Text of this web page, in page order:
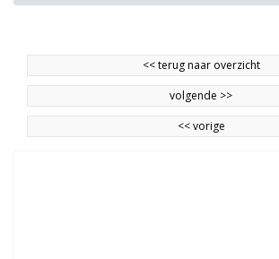
<<terug naar overzicht
volgende >>
<<vorige